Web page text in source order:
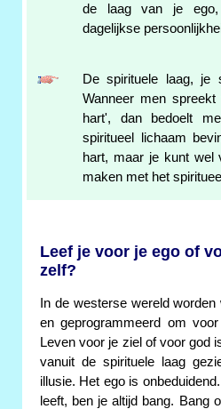
de laag van je
dagelijkse
De spirituele laag, je
Wanneer men
hart', dan bedoelt
spiritueel lichaam
hart, maar je kunt wel
maken met het
Leef je voor je ego of
zelf?
In de westerse wereld worden
en geprogrammeerd om
Leven voor je ziel of voor god
vanuit de spirituele laag
illusie. Het ego is
leeft, ben je altijd bang. Bang